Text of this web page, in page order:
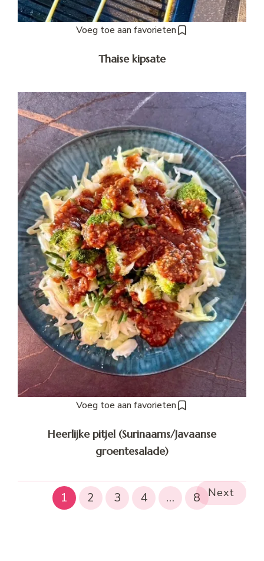
Voeg toe aan favorieten
Thaise kipsate
Voeg toe aan favorieten
Heerlijke pitjel (Surinaams/Javaanse
groentesalade)
1 2 3 4 … 8 Next